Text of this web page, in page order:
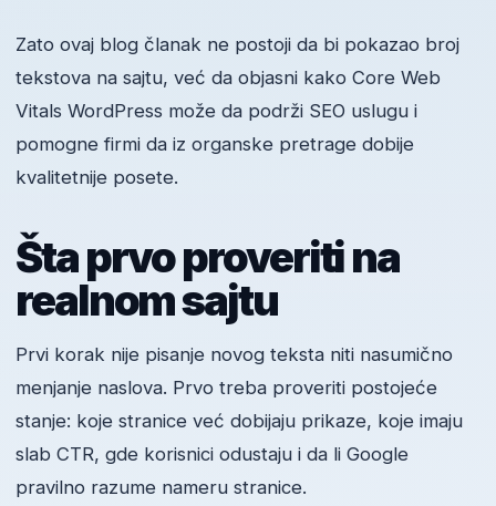
Zato ovaj blog članak ne postoji da bi pokazao broj
tekstova na sajtu, već da objasni kako Core Web
Vitals WordPress može da podrži SEO uslugu i
pomogne firmi da iz organske pretrage dobije
kvalitetnije posete.
Šta prvo proveriti na
realnom sajtu
Prvi korak nije pisanje novog teksta niti nasumično
menjanje naslova. Prvo treba proveriti postojeće
stanje: koje stranice već dobijaju prikaze, koje imaju
slab CTR, gde korisnici odustaju i da li Google
pravilno razume nameru stranice.